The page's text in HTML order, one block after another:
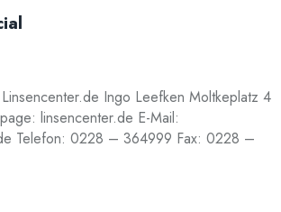
Ingo Leefken Moltkeplatz 4
linsencenter.de E-Mail:
Telefon: 0228 – 364999 Fax: 0228 –